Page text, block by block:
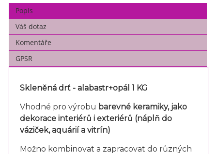
Popis
Váš dotaz
Komentáře
GPSR
Skleněná drť - alabastr+opál 1 KG
Vhodné pro výrobu barevné keramiky, jako
dekorace interiérů i exteriérů (náplň do
váziček, aquárií a vitrín)
Možno kombinovat a zapracovat do různých